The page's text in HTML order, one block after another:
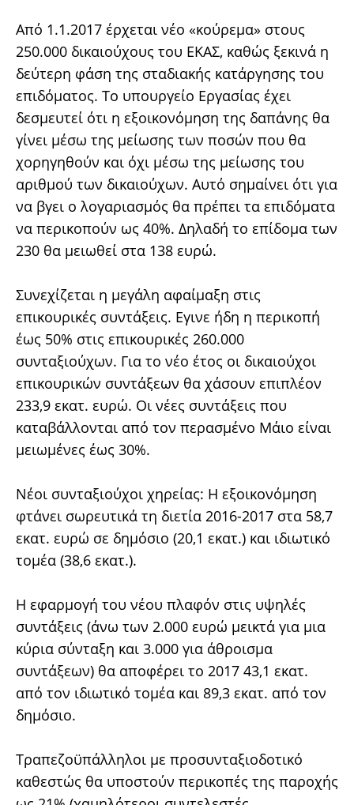
Από 1.1.2017 έρχεται νέο «κούρεμα» στους
250.000 δικαιούχους του ΕΚΑΣ, καθώς ξεκινά η
δεύτερη φάση της σταδιακής κατάργησης του
επιδόματος. Το υπουργείο Εργασίας έχει
δεσμευτεί ότι η εξοικονόμηση της δαπάνης θα
γίνει μέσω της μείωσης των ποσών που θα
χορηγηθούν και όχι μέσω της μείωσης του
αριθμού των δικαιούχων. Αυτό σημαίνει ότι για
να βγει ο λογαριασμός θα πρέπει τα επιδόματα
να περικοπούν ως 40%. Δηλαδή το επίδομα των
230 θα μειωθεί στα 138 ευρώ.
Συνεχίζεται η μεγάλη αφαίμαξη στις
επικουρικές συντάξεις. Εγινε ήδη η περικοπή
έως 50% στις επικουρικές 260.000
συνταξιούχων. Για το νέο έτος οι δικαιούχοι
επικουρικών συντάξεων θα χάσουν επιπλέον
233,9 εκατ. ευρώ. Οι νέες συντάξεις που
καταβάλλονται από τον περασμένο Μάιο είναι
μειωμένες έως 30%.
Νέοι συνταξιούχοι χηρείας: Η εξοικονόμηση
φτάνει σωρευτικά τη διετία 2016-2017 στα 58,7
εκατ. ευρώ σε δημόσιο (20,1 εκατ.) και ιδιωτικό
τομέα (38,6 εκατ.).
Η εφαρμογή του νέου πλαφόν στις υψηλές
συντάξεις (άνω των 2.000 ευρώ μεικτά για μια
κύρια σύνταξη και 3.000 για άθροισμα
συντάξεων) θα αποφέρει το 2017 43,1 εκατ.
από τον ιδιωτικό τομέα και 89,3 εκατ. από τον
δημόσιο.
Τραπεζοϋπάλληλοι με προσυνταξιοδοτικό
καθεστώς θα υποστούν περικοπές της παροχής